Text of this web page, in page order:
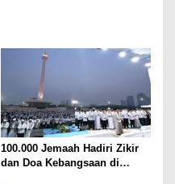
100.000 Jemaah Hadiri Zikir
dan Doa Kebangsaan di